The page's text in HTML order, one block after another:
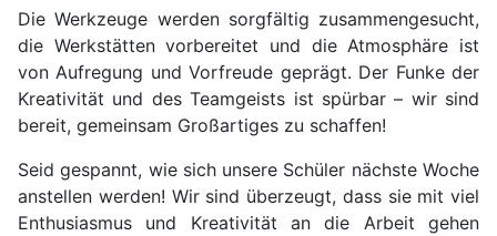
Die Werkzeuge werden sorgfältig zusammengesucht,
die Werkstätten vorbereitet und die Atmosphäre ist
von Aufregung und Vorfreude geprägt. Der Funke der
Kreativität und des Teamgeists ist spürbar – wir sind
bereit, gemeinsam Großartiges zu schaffen!
Seid gespannt, wie sich unsere Schüler nächste Woche
anstellen werden! Wir sind überzeugt, dass sie mit viel
Enthusiasmus und Kreativität an die Arbeit gehen